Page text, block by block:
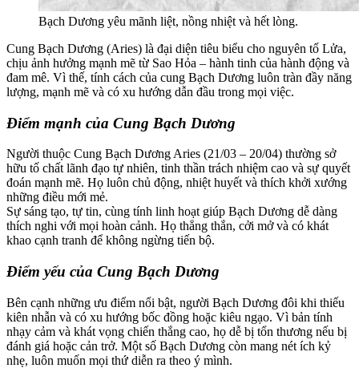
Bạch Dương yêu mãnh liệt, nồng nhiệt và hết lòng.
Cung Bạch Dương (Aries) là đại diện tiêu biểu cho nguyên tố Lửa,
chịu ảnh hưởng mạnh mẽ từ Sao Hỏa – hành tinh của hành động và
đam mê. Vì thế, tính cách của cung Bạch Dương luôn tràn đầy năng
lượng, mạnh mẽ và có xu hướng dẫn đầu trong mọi việc.
Điểm mạnh của Cung Bạch Dương
Người thuộc Cung Bạch Dương Aries (21/03 – 20/04) thường sở
hữu tố chất lãnh đạo tự nhiên, tinh thần trách nhiệm cao và sự quyết
đoán mạnh mẽ. Họ luôn chủ động, nhiệt huyết và thích khởi xướng
những điều mới mẻ.
Sự sáng tạo, tự tin, cùng tính linh hoạt giúp Bạch Dương dễ dàng
thích nghi với mọi hoàn cảnh. Họ thẳng thắn, cởi mở và có khát
khao cạnh tranh để không ngừng tiến bộ.
Điểm yếu của Cung Bạch Dương
Bên cạnh những ưu điểm nổi bật, người Bạch Dương đôi khi thiếu
kiên nhẫn và có xu hướng bốc đồng hoặc kiêu ngạo. Vì bản tính
nhạy cảm và khát vọng chiến thắng cao, họ dễ bị tổn thương nếu bị
đánh giá hoặc cản trở. Một số Bạch Dương còn mang nét ích kỷ
nhẹ, luôn muốn mọi thứ diễn ra theo ý mình.